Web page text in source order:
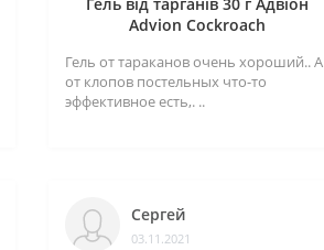
Advion Cockroach
Гель от тараканов очень хороший.. А
от клопов постельных что-то
эффективное есть,. ..
Сергей
03.11.2021